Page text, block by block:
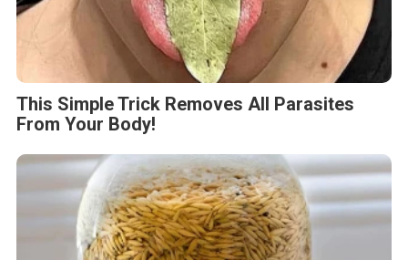
This Simple Trick Removes All Parasites
From Your Body!